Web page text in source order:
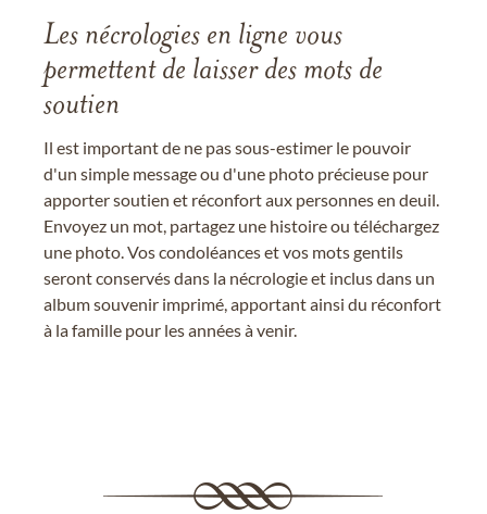
Les nécrologies en ligne vous
permettent de laisser des mots de
soutien
Il est important de ne pas sous-estimer le pouvoir
d'un simple message ou d'une photo précieuse pour
apporter soutien et réconfort aux personnes en deuil.
Envoyez un mot, partagez une histoire ou téléchargez
une photo. Vos condoléances et vos mots gentils
seront conservés dans la nécrologie et inclus dans un
album souvenir imprimé, apportant ainsi du réconfort
à la famille pour les années à venir.